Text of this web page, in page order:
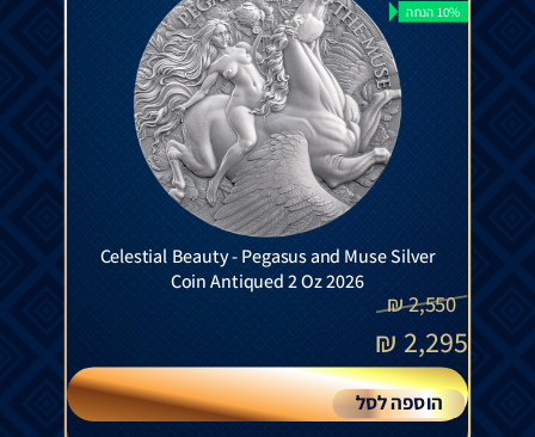
10% הנחה
Celestial Beauty - Pegasus and Muse Silver
Coin Antiqued 2 Oz 2026
2,550
₪
2,295
₪
הוספה לסל